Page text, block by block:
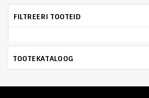
FILTREERI TOOTEID
TOOTEKATALOOG